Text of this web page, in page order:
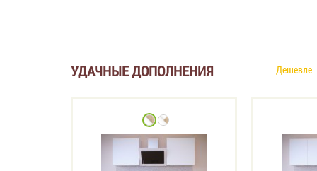
УДАЧНЫЕ ДОПОЛНЕНИЯ Дешевле